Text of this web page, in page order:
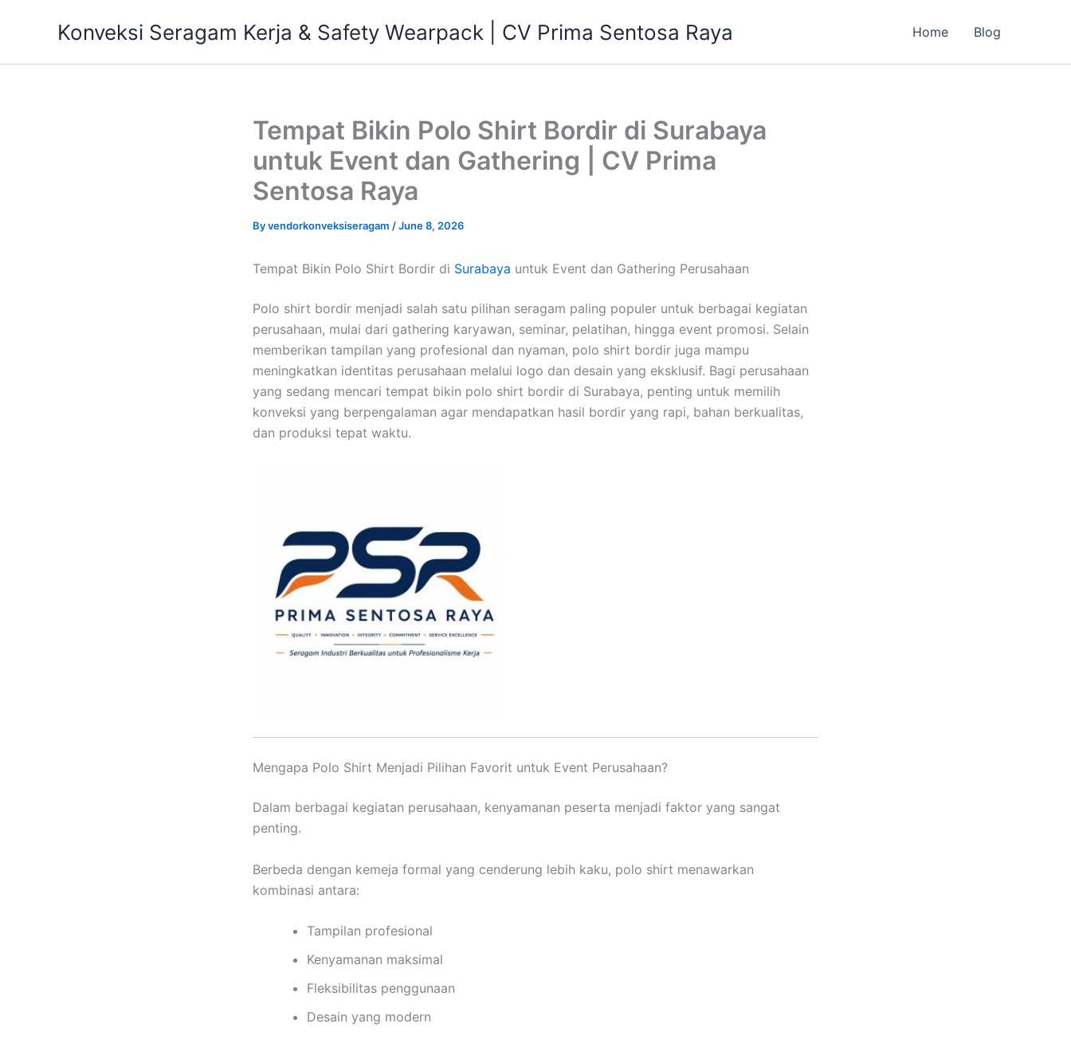
Konveksi Seragam Kerja & Safety Wearpack | CV Prima Sentosa Raya Home Blog
Tempat Bikin Polo Shirt Bordir di Surabaya
untuk Event dan Gathering | CV Prima
Sentosa Raya
Byvendorkonveksiseragam /June 8, 2026
Tempat Bikin Polo Shirt Bordir di Surabaya untuk Event dan Gathering Perusahaan
Polo shirt bordir menjadi salah satu pilihan seragam paling populer untuk berbagai kegiatan
perusahaan, mulai dari gathering karyawan, seminar, pelatihan, hingga event promosi. Selain
memberikan tampilan yang profesional dan nyaman, polo shirt bordir juga mampu
meningkatkan identitas perusahaan melalui logo dan desain yang eksklusif. Bagi perusahaan
yang sedang mencari tempat bikin polo shirt bordir di Surabaya, penting untuk memilih
konveksi yang berpengalaman agar mendapatkan hasil bordir yang rapi, bahan berkualitas,
dan produksi tepat waktu.
Mengapa Polo Shirt Menjadi Pilihan Favorit untuk Event Perusahaan?
Dalam berbagai kegiatan perusahaan, kenyamanan peserta menjadi faktor yang sangat
penting.
Berbeda dengan kemeja formal yang cenderung lebih kaku, polo shirt menawarkan
kombinasi antara:
Tampilan profesional
Kenyamanan maksimal
Fleksibilitas penggunaan
Desain yang modern